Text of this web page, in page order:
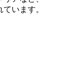
います。